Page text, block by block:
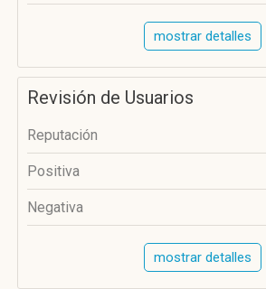
mostrar detalles
Revisión de Usuarios
Reputación
Positiva
Negativa
mostrar detalles